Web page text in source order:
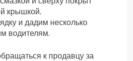
крышкой.
и дадим несколько
водителям.
к продавцу за